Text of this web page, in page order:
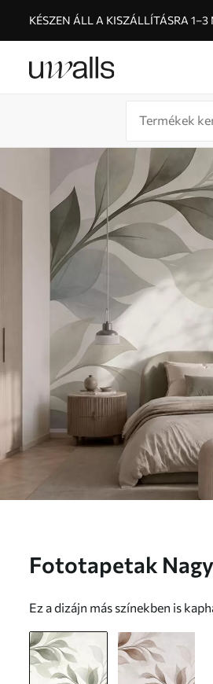
KÉSZEN ÁLL A KISZÁLLÍTÁSRA
Fototapetak
Ez a dizájn más színekben is